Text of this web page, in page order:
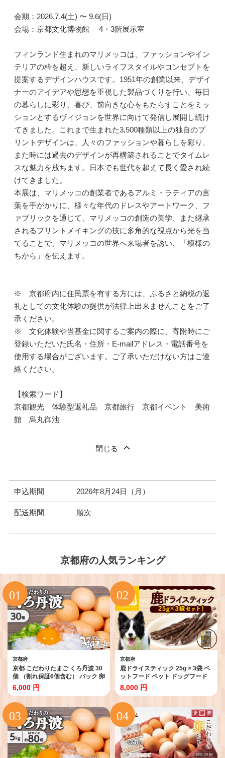
会期：2026.7.4(土) 〜 9.6(日)
会場：京都文化博物館 4・3階展示室
フィンランド生まれのマリメッコは、ファッションやイン
テリアの枠を超え、新しいライフスタイルやコンセプトを
提案するデザインハウスです。1951年の創業以来、デザイ
ナーのアイデアや思想を重視した製品づくりを行い、毎日
の暮らしに彩り、喜び、前向きな心をもたらすことをミッ
ションとするヴィジョンを世界に向けて発信し展開し続け
てきました。これまで生まれた3,500種類以上の独自のプ
リントデザインは、人々のファッションや暮らしを彩り、
また時には過去のデザインが再構築されることでタイムレ
スな魅力を放ちます。日本でも世代を超えて長く愛され続
けてきました。
本展は、マリメッコの創業者であるアルミ・ラティアの言
葉を手がかりに、様々な年代のドレスやアートワーク、フ
ァブリックを通じて、マリメッコの創造の美学、また継承
されるプリントメイキングの技に多角的な視点から光を当
てることで、マリメッコの世界へ来場者を誘い、「模様の
ちから」を伝えます。
※ 京都府内に住民票を有する方には、ふるさと納税の返
礼としての文化体験の提供が法律上出来ませんことをご了
承ください。
※ 文化体験や当基金に関するご案内の際に、寄附時にご
登録いただいた氏名・住所・E-mailアドレス・電話番号を
使用する場合がございます。ご了承いただけない方はご連
絡ください。
【検索ワード】
京都観光 体験型返礼品 京都旅行 京都イベント 美術
館 烏丸御池
閉じる
申込期間 2026年8月24日（月）
配送期間 順次
京都府の人気ランキング
京都府
京都 こだわりたまご くろ丹波 30
個 （割れ保証6個含む） パック 卵
たまご タマゴ 濃い 玉子 セット 新
鮮 玉子焼き 卵料理 卵焼き 卵かけ
ご飯 ゆで卵 鶏卵 卵黄 6000円 ふ
るさと納税卵 ふるさと納税たまご
国産 丹波 黒大豆 京丹波町 瑞穂 み
ずほファーム ふるさと納税 生卵
人気 ランキング お試し
6,000 円
京都府
鹿ドライスティック 25g × 3袋 ペ
ットフード ペット ドッグフード
おすすめ 無添加 国産 ドライジャ
ーキー いぬ イヌ 犬 わんちゃん ワ
ンちゃん 愛犬 ごはん えさ エサ 餌
おやつ オヤツ 犬の餌 犬用おやつ
犬のおやつ イヌのおやつ 犬のオ
ヤツ ペット用品 鹿肉 ジビエ ジビ
エ肉 健康 栄養豊富 安心 天然素材
京都 京丹波町 京丹波自然工房 常
温
8,000 円